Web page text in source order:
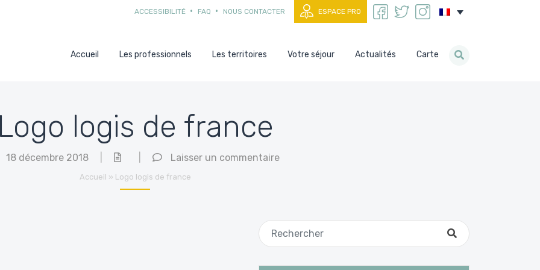
ACCESSIBILITÉ FAQ NOUS CONTACTER ESPACE PRO
Accueil Les professionnels Les territoires Votre séjour Actualités Carte
Logo logis de france
18 décembre 2018 Laisser un commentaire
Accueil » Logo logis de france